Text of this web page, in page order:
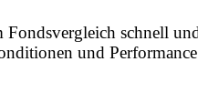
Fondsvergleich schnell
und